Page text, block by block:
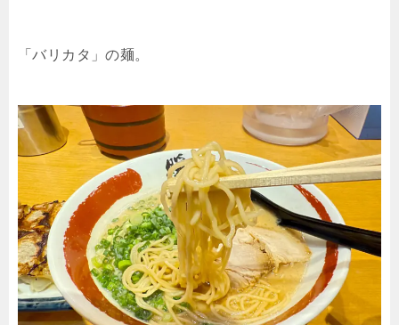
「バリカタ」の麺。